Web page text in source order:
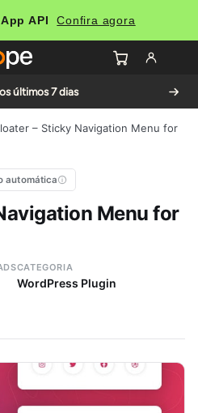
API Confira agora
últimos 7 dias
– Sticky Navigation Menu for
automática
Menu for
CATEGORIA
WordPress Plugin